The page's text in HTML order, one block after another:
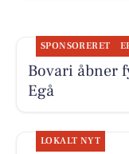
SPONSORERET
Bovari åbner
Egå
LOKALT NYT